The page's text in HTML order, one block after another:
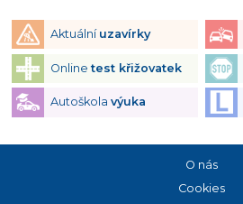
Aktuální uzavírky
Onlinetest křižovatek
Autoškola výuka
O nás
Cookies